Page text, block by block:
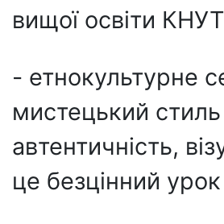
вищої освіти
- етнокультурне
мистецький
автентичність,
це безцінний